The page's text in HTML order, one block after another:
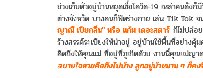
ช่วงเก็บตัวอยู่บ้านหยุดเชื้อโควิด-19 เหล่าคนดัง
ต่างจังหวัด บางคนก็ฟิตร่างกาย เล่น Tik Tok จ
ญาณี เปียกลิ่น" หรือ แก้ม เดอะสตาร์ ก็ไม่ปล่อ
ร้างสรรค์ระเบียงให้น่าอยู่ อยู่บ้านใช้พื้นที่อย่างคุ้
คิดถึงให้คุณแม่ ที่อยู่ที่ภูเก็ตด้วย งานนี้คุณแม่ญา
สบายใจหายคิดถึงไปบ้าง ลูกอยู่บ้านนาน ๆ ก็ค